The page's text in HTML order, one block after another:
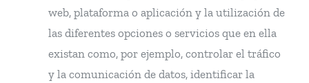
web, plataforma o aplicación y la utilización de
las diferentes opciones o servicios que en ella
existan como, por ejemplo, controlar el tráfico
y la comunicación de datos, identificar la